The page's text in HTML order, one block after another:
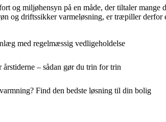
og miljøhensyn på en måde, der tiltaler mange
og driftssikker varmeløsning, er træpiller
med regelmæssig vedligeholdelse
– sådan gør du trin for trin
Find den bedste løsning til din bolig